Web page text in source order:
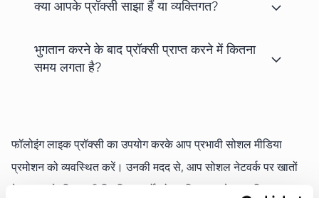
क्या आपके प्रॉक्सी साझा हैं या व्यक्तिगत?
भुगतान करने के बाद प्रॉक्सी प्राप्त करने में कितना
समय लगता है?
फॉलोइंग लाइक प्रॉक्सी का उपयोग करके आप प्रभावी सोशल मीडिया
प्रमोशन को व्यवस्थित करें। उनकी मदद से, आप सोशल नेटवर्क पर खातों